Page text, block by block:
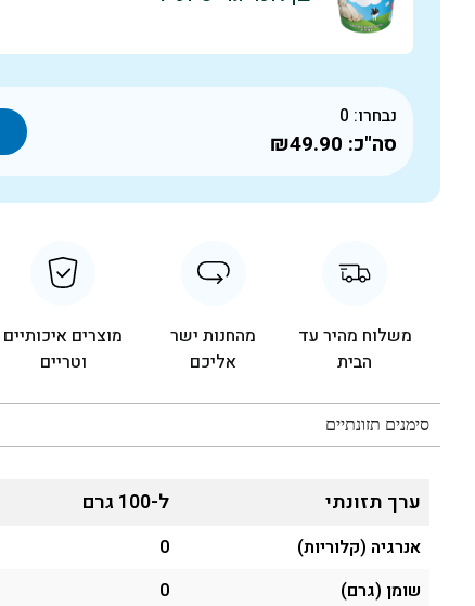
נבחרו: 0
סה"כ: ₪49.90
משלוח מהיר עד
הבית
מהחנות ישר
אליכם
מוצרים איכותיים
וטריים
סימנים תזונתיים
ערך תזונתי ל-100 גרם
אנרגיה (קלוריות) 0
שומן (גרם)
0